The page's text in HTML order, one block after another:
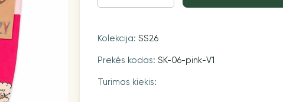
Kolekcija: SS26
Prekės kodas: SK-06-pink-V1
Turimas kiekis: